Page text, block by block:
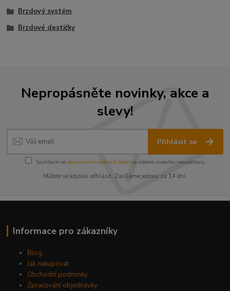
Brzdový systém
Brzdové destičky
Nepropásněte novinky, akce a
slevy!
Přihlásit se
Souhlasím se zpracováním osobních údajůza účelem rozesílky newsletteru.
Můžete se kdykoli odhlásit. Zasíláme jednou za 14 dní.
Informace pro zákazníky
Blog
Jak nakupovat
Obchodní podmínky
Zpracování objednávky